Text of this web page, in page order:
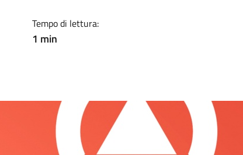
Tempo di lettura:
1 min